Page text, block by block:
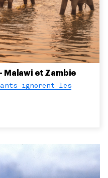
Malawi et Zambie
ignorent les